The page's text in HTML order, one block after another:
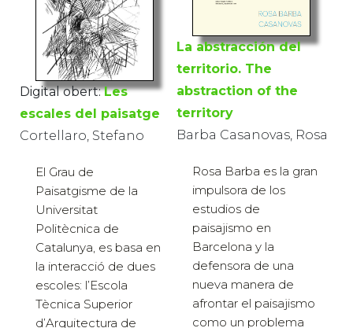
Digital obert: Les
escales del paisatge
Cortellaro, Stefano
El Grau de
Paisatgisme de la
Universitat
Politècnica de
Catalunya, es basa en
la interacció de dues
escoles: l’Escola
Tècnica Superior
d’Arquitectura de
La abstracción del
territorio. The
abstraction of the
territory
Barba Casanovas, Rosa
Rosa Barba es la gran
impulsora de los
estudios de
paisajismo en
Barcelona y la
defensora de una
nueva manera de
afrontar el paisajismo
como un problema